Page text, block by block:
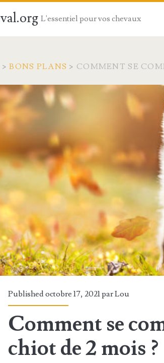
L'essentiel pour vos chevaux
>BONS PLANS > COMMENT SE
Published octobre 17, 2021 parLou
Comment se
chiot de 2 mois ?